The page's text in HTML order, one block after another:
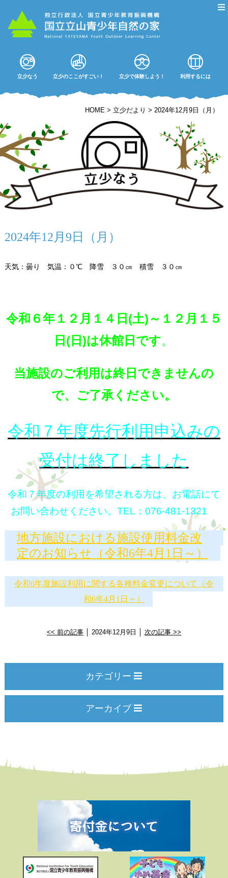
立少なう 立少のここがすごい！ 立少で体験しよう！ 利用するには
HOME > 立少だより >2024年12月9日（月）
2024年12月9日（月）
天気：曇り 気温：０℃ 降雪 ３０㎝ 積雪 ３０㎝
令和６年１２月１４日(土)～１２月１５
日(日)は休館日です。
当施設のご利用は終日できませんの
で、ご了承ください。
令和７年度先行利用申込みの
受付は終了しました
令和７年度の利用を希望される方は、お電話にて
お問い合わせください。TEL：076-481-1321
地方施設における施設使用料金改
定のお知らせ（令和6年4月1日～）
令和6年度施設利用に関する各種料金変更について（令
和6年4月1日～）
<< 前の記事│ 2024年12月9日 │ 次の記事 >>
カテゴリー
アーカイブ